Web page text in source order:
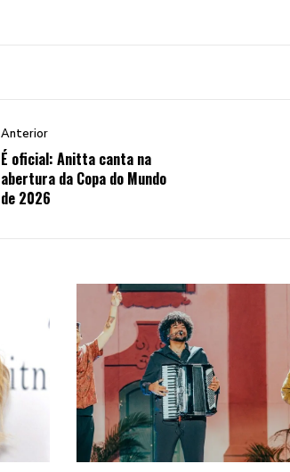
Anterior
É oficial: Anitta canta na
abertura da Copa do Mundo
de 2026